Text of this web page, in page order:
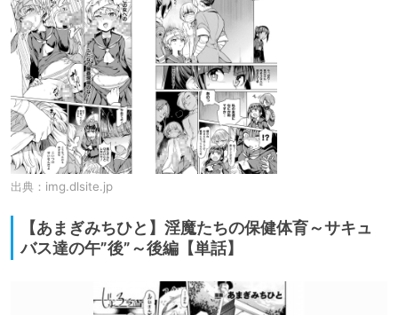
出典： img.dlsite.jp
【あまぎみちひと】淫魔たちの保健体育～サキュ
バス達の午”後”～後編【単話】